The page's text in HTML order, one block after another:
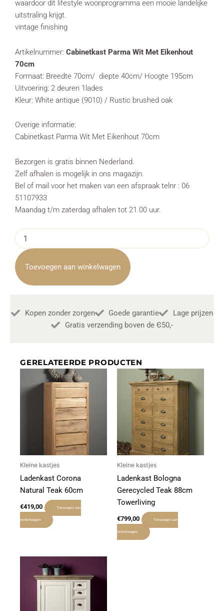
waardoor dit lifestyle woonprogramma een mooie landelijke
uitstraling krijgt.
vintage finishing
Artikelnummer: Cabinetkast Parma Wit Met Eikenhout
70cm
Formaat: Breedte 70cm/ diepte 40cm/ Hoogte 195cm
Uitvoering: 2 deuren 1lades
Kleur: White antique (9010) / Rustic brushed oak
Overige informatie:
Cabinetkast Parma Wit Met Eikenhout 70cm
Bezorgen is gratis binnen Nederland.
Zelf afhalen is mogelijk in ons magazijn.
Bel of mail voor het maken van een afspraak telnr : 06
51107933
Maandag t/m zaterdag afhalen tot 21.00 uur.
Cabinetkast
Parma
Wit
Met
Eikenhout
70cm
Toevoegen aan winkelwagen
Kopen zonder zorgen Goede garantie
Lage prijzen
Gratis verzending boven de Є50,-
GERELATEERDE PRODUCTEN
Kleine kastjes
Ladenkast Corona
Natural Teak 60cm
€419,00 Toevoegen aan
winkelwagen
Kleine kastjes
Ladenkast Bologna
Gerecycled Teak 88cm
Towerliving
€799,00 Toevoegen aan
winkelwagen